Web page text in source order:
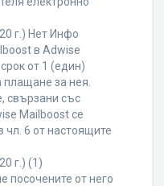
г.) Нет Инфо
в Adwise
от 1 (един)
плащане за нея.
свързани със
Mailboost се
6 от настоящите
г.) (1)
посочените от него